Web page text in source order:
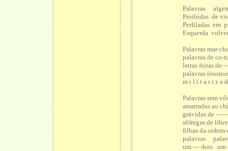
Palavras
Proibidas de
Perfiladas em
Esquerda
Palavras mar-
palavras de co-
letras feitas de
palavras
m i l i t a r i z a
Palavras sem
amarradas ao
grávidas de
sôfregas de
filhas da
palavras
um — dois